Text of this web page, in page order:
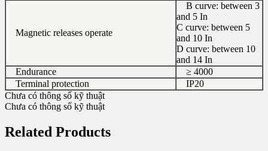
Magnetic releases operate
B curve: between 3
and 5 In
C curve: between 5
and 10 In
D curve: between 10
and 14 In
Endurance
≥ 4000
Terminal protection
IP20
Chưa có thông số kỹ thuật
Chưa có thông số kỹ thuật
Related Products